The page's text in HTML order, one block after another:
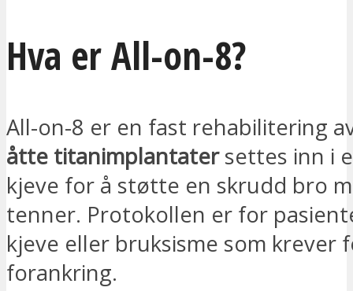
Hva er All-on-8?
All-on-8 er en fast rehabilitering
åtte titanimplantatersettes inn i
kjeve for å støtte en skrudd bro
tenner. Protokollen er for
kjeve eller bruksisme som krever
forankring.